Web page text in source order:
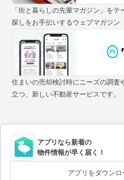
「街と暮らしの先輩マガジン」を
探しをお手伝いするウェブマガジン
住まいの売却検討時にニーズの調査
立つ、新しい不動産サービスです。
アプリなら新着の
物件情報が早く届く！
アプリをダウンロ